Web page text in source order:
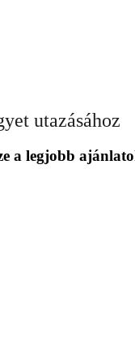
utazásához
a legjobb